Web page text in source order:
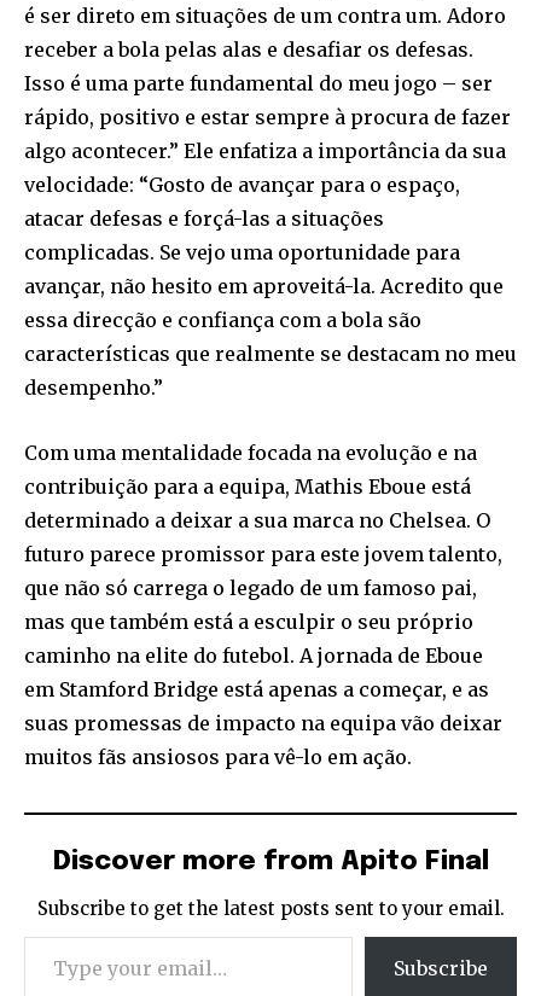
é ser direto em situações de um contra um. Adoro
receber a bola pelas alas e desafiar os defesas.
Isso é uma parte fundamental do meu jogo – ser
rápido, positivo e estar sempre à procura de fazer
algo acontecer.” Ele enfatiza a importância da sua
velocidade: “Gosto de avançar para o espaço,
atacar defesas e forçá-las a situações
complicadas. Se vejo uma oportunidade para
avançar, não hesito em aproveitá-la. Acredito que
essa direcção e confiança com a bola são
características que realmente se destacam no meu
desempenho.”
Com uma mentalidade focada na evolução e na
contribuição para a equipa, Mathis Eboue está
determinado a deixar a sua marca no Chelsea. O
futuro parece promissor para este jovem talento,
que não só carrega o legado de um famoso pai,
mas que também está a esculpir o seu próprio
caminho na elite do futebol. A jornada de Eboue
em Stamford Bridge está apenas a começar, e as
suas promessas de impacto na equipa vão deixar
muitos fãs ansiosos para vê-lo em ação.
Discover more from Apito Final
Subscribe to get the latest posts sent to your email.
Type your email…
Subscribe